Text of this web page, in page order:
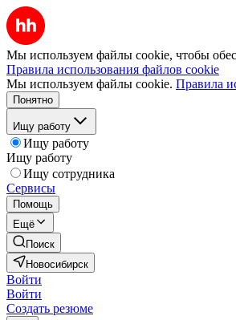
Мы используем файлы cookie, чтобы
Правила использования файлов cookie
Мы используем файлы cookie. Правила
Понятно
Ищу работу
Ищу работу
Ищу работу
Ищу сотрудника
Сервисы
Помощь
Ещё
Поиск
Новосибирск
Войти
Войти
Создать резюме